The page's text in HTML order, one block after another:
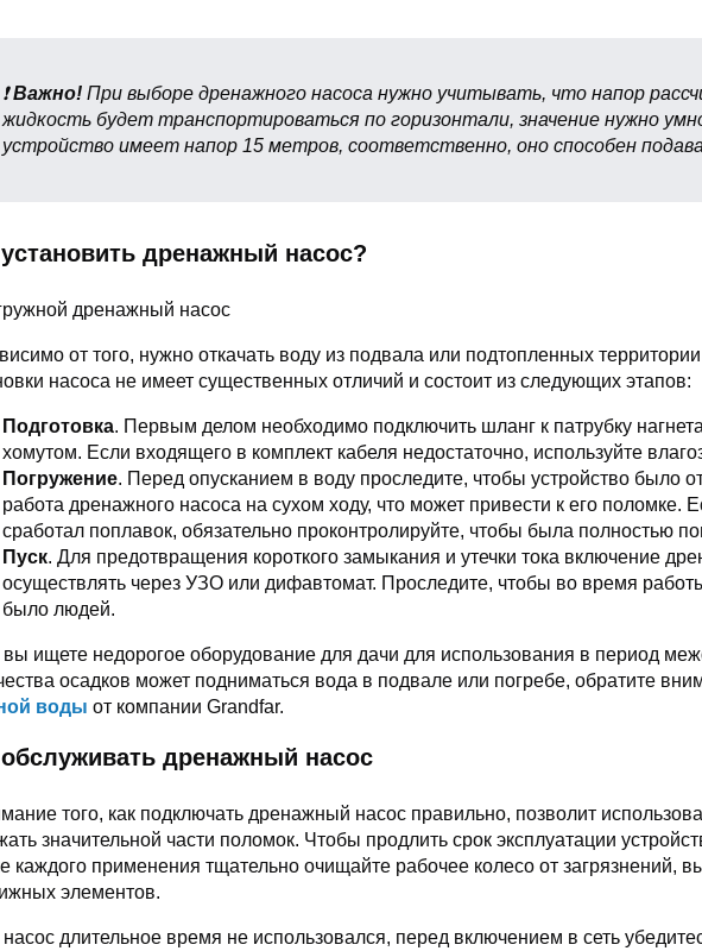
❗️Важно! При выборе дренажного насоса нужно учитывать, что напор
жидкость будет транспортироваться по горизонтали, значение нужно
устройство имеет напор 15 метров, соответственно, оно способен
дренажный насос?
от того, нужно откачать воду из подвала или подтопленных
насоса не имеет существенных отличий и состоит из следующих этапов:
Подготовка. Первым делом необходимо подключить шланг к патрубку
хомутом. Если входящего в комплект кабеля недостаточно, используйте
Погружение. Перед опусканием в воду проследите, чтобы устройство было
работа дренажного насоса на сухом ходу, что может привести к его поломке.
сработал поплавок, обязательно проконтролируйте, чтобы была полностью
Пуск. Для предотвращения короткого замыкания и утечки тока включение
осуществлять через УЗО или дифавтомат. Проследите, чтобы во время
было людей.
ищете недорогое оборудование для дачи для использования в период
осадков может подниматься вода в подвале или погребе, обратите
воды от компании Grandfar.
обслуживать дренажный насос
того, как подключать дренажный насос правильно, позволит
значительной части поломок. Чтобы продлить срок эксплуатации
каждого применения тщательно очищайте рабочее колесо от загрязнений,
элементов.
длительное время не использовался, перед включением в сеть